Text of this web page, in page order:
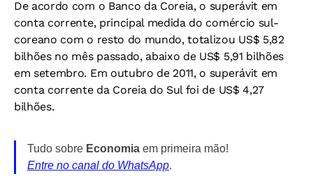
De acordo com o Banco da Coreia, o superávit em
conta corrente, principal medida do comércio sul-
coreano com o resto do mundo, totalizou US$ 5,82
bilhões no mês passado, abaixo de US$ 5,91 bilhões
em setembro. Em outubro de 2011, o superávit em
conta corrente da Coreia do Sul foi de US$ 4,27
bilhões.
Tudo sobre Economia em primeira mão!
Entre no canal do WhatsApp.